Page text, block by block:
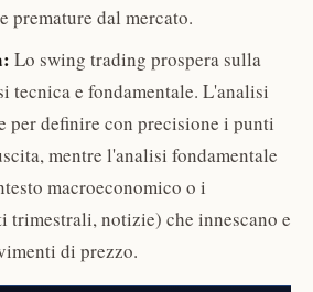
premature dal mercato.
Lo swing trading prospera sulla
tecnica e fondamentale. L'analisi
per definire con precisione i punti
mentre l'analisi fondamentale
macroeconomico o i
trimestrali, notizie) che innescano e
di prezzo.